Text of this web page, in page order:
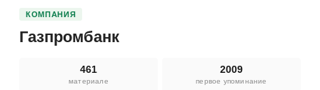
КОМПАНИЯ
Газпромбанк
461
материале
2009
первое упоминание